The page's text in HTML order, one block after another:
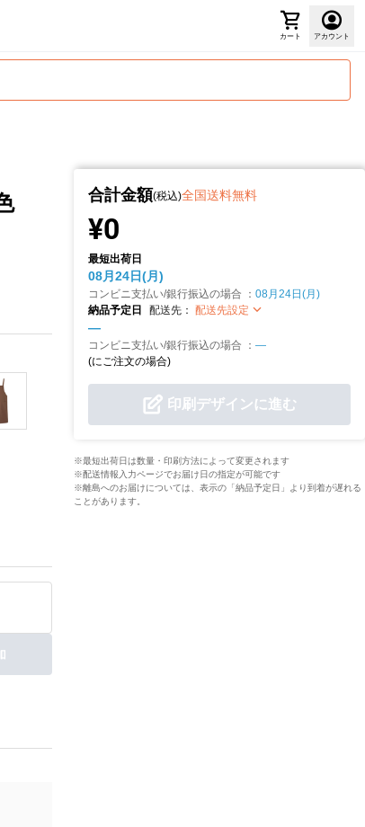
カート アカウント
合計金額(税込)全国送料無料
¥0
最短出荷日
08月24日(月)
コンビニ支払い/銀行振込の場合 ： 08月24日(月)
納品予定日
配送先： 配送先設定
—
コンビニ支払い/銀行振込の場合 ： —
(にご注文の場合)
印刷デザインに進む
※最短出荷日は数量・印刷方法によって変更されます
※配送情報入力ページでお届け日の指定が可能です
※離島へのお届けについては、表示の「納品予定日」より到着が遅れる
ことがあります。